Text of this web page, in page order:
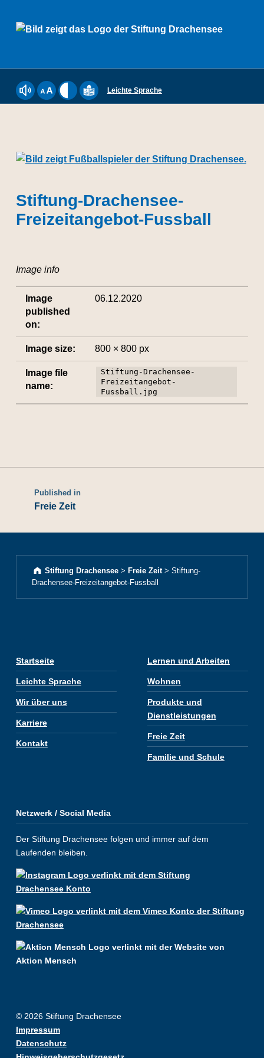
Leichte Sprache
Stiftung-Drachensee-
Freizeitangebot-Fussball
Image info
Image
published
on:
06.12.2020
Image size: 800 × 800 px
Image file
name:
Stiftung-Drachensee-
Freizeitangebot-
Fussball.jpg
Published in
Freie Zeit
Stiftung Drachensee > Freie Zeit>Stiftung-
Drachensee-Freizeitangebot-Fussball
Startseite
Leichte Sprache
Wir über uns
Karriere
Kontakt
Lernen und Arbeiten
Wohnen
Produkte und
Dienstleistungen
Freie Zeit
Familie und Schule
Netzwerk / Social Media
Der Stiftung Drachensee folgen und immer auf dem
Laufenden bleiben.
© 2026 Stiftung Drachensee
Impressum
Datenschutz